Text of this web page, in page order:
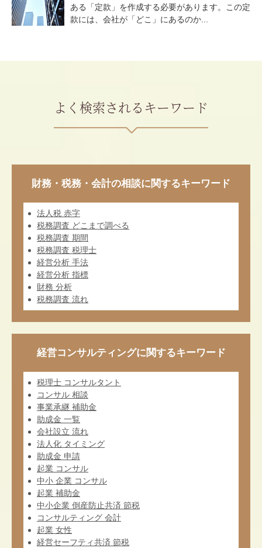
ある「定款」を作成する必要があります。この定
款には、会社が「どこ」にあるのか...
よく検索されるキーワード
財務・税務・会計の相談に関するキーワード
法人税 赤字
税務調査 どこまで調べる
税務調査 期間
税務調査 税理士
経営分析 手法
経営分析 指標
財務 分析
税務調査 流れ
経営コンサルティングに関するキーワード
税理士 コンサルタント
コンサル 相談
事業承継 補助金
助成金 一覧
会社設立 流れ
法人化 タイミング
助成金 申請
起業 コンサル
中小 企業 コンサル
起業 補助金
中小企業 倒産防止共済 節税
コンサルティング 会計
起業 女性
経営セーフティ共済 節税